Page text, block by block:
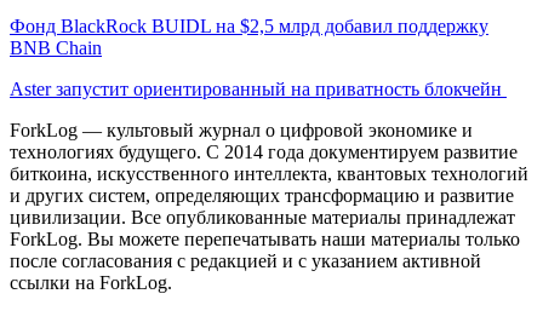
Фонд BlackRock BUIDL на $2,5 млрд добавил поддержку
BNB Chain
Aster запустит ориентированный на приватность блокчейн
ForkLog — культовый журнал о цифровой экономике и
технологиях будущего. С 2014 года документируем развитие
биткоина, искусственного интеллекта, квантовых технологий
и других систем, определяющих трансформацию и развитие
цивилизации. Все опубликованные материалы принадлежат
ForkLog. Вы можете перепечатывать наши материалы только
после согласования с редакцией и с указанием активной
ссылки на ForkLog.